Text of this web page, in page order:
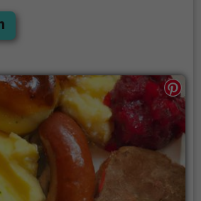
zubereitet werden. Dazu gibt
an erfrischenden Getränken.
Küche zu genießen. Ein
verspricht ein kulinarisches